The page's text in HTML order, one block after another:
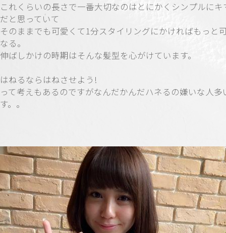
これくらいの長さで一番大切なのはとにかくシンプルにキ
だと思っていて
そのままでも可愛くて1分スタイリングにかければもっと
なる。
伸ばしかけの時期はそんな髪型を心がけています。
はねるならはねさせよう!
って考えもあるのですがなんだかんだハネるの嫌いな人多
す。。